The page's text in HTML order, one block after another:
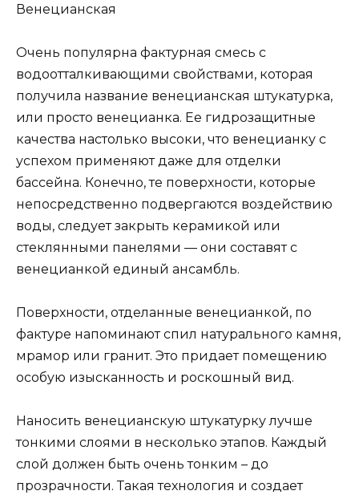
Венецианская
Очень популярна фактурная смесь с
водоотталкивающими свойствами, которая
получила название венецианская штукатурка,
или просто венецианка. Ее гидрозащитные
качества настолько высоки, что венецианку с
успехом применяют даже для отделки
бассейна. Конечно, те поверхности, которые
непосредственно подвергаются воздействию
воды, следует закрыть керамикой или
стеклянными панелями — они составят с
венецианкой единый ансамбль.
Поверхности, отделанные венецианкой, по
фактуре напоминают спил натурального камня,
мрамор или гранит. Это придает помещению
особую изысканность и роскошный вид.
Наносить венецианскую штукатурку лучше
тонкими слоями в несколько этапов. Каждый
слой должен быть очень тонким – до
прозрачности. Такая технология и создает